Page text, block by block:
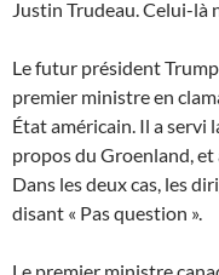
Justin Trudeau. Celui-là
Le futur président
premier ministre en
État américain. Il a servi
propos du Groenland, et
Dans les deux cas, les
disant « Pas question ».